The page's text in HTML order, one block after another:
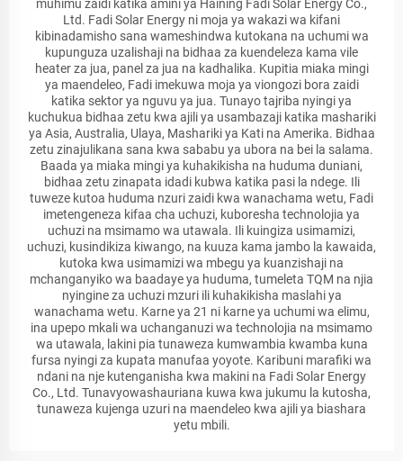
muhimu zaidi katika amini ya Haining Fadi Solar Energy Co.,
Ltd. Fadi Solar Energy ni moja ya wakazi wa kifani
kibinadamisho sana wameshindwa kutokana na uchumi wa
kupunguza uzalishaji na bidhaa za kuendeleza kama vile
heater za jua, panel za jua na kadhalika. Kupitia miaka mingi
ya maendeleo, Fadi imekuwa moja ya viongozi bora zaidi
katika sektor ya nguvu ya jua. Tunayo tajriba nyingi ya
kuchukua bidhaa zetu kwa ajili ya usambazaji katika mashariki
ya Asia, Australia, Ulaya, Mashariki ya Kati na Amerika. Bidhaa
zetu zinajulikana sana kwa sababu ya ubora na bei la salama.
Baada ya miaka mingi ya kuhakikisha na huduma duniani,
bidhaa zetu zinapata idadi kubwa katika pasi la ndege. Ili
tuweze kutoa huduma nzuri zaidi kwa wanachama wetu, Fadi
imetengeneza kifaa cha uchuzi, kuboresha technolojia ya
uchuzi na msimamo wa utawala. Ili kuingiza usimamizi,
uchuzi, kusindikiza kiwango, na kuuza kama jambo la kawaida,
kutoka kwa usimamizi wa mbegu ya kuanzishaji na
mchanganyiko wa baadaye ya huduma, tumeleta TQM na njia
nyingine za uchuzi mzuri ili kuhakikisha maslahi ya
wanachama wetu. Karne ya 21 ni karne ya uchumi wa elimu,
ina upepo mkali wa uchanganuzi wa technolojia na msimamo
wa utawala, lakini pia tunaweza kumwambia kwamba kuna
fursa nyingi za kupata manufaa yoyote. Karibuni marafiki wa
ndani na nje kutenganisha kwa makini na Fadi Solar Energy
Co., Ltd. Tunavyowashauriana kuwa kwa jukumu la kutosha,
tunaweza kujenga uzuri na maendeleo kwa ajili ya biashara
yetu mbili.